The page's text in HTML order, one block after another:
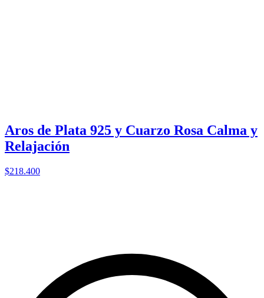
Aros de Plata 925 y Cuarzo Rosa Calma y
Relajación
$218.400